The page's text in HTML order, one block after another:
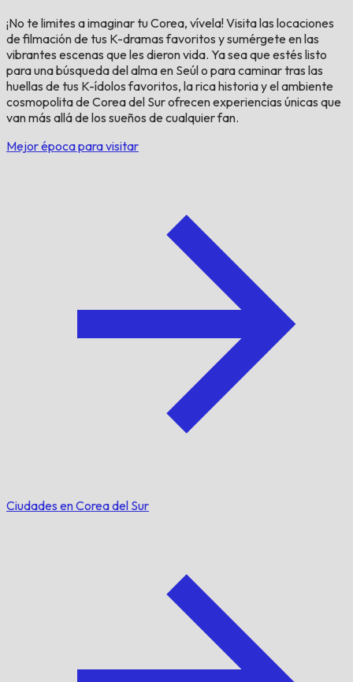
¡No te limites a imaginar tu Corea, vívela! Visita las locaciones
de filmación de tus K-dramas favoritos y sumérgete en las
vibrantes escenas que les dieron vida. Ya sea que estés listo
para una búsqueda del alma en Seúl o para caminar tras las
huellas de tus K-ídolos favoritos, la rica historia y el ambiente
cosmopolita de Corea del Sur ofrecen experiencias únicas que
van más allá de los sueños de cualquier fan.
Mejor época para visitar
Ciudades en Corea del Sur